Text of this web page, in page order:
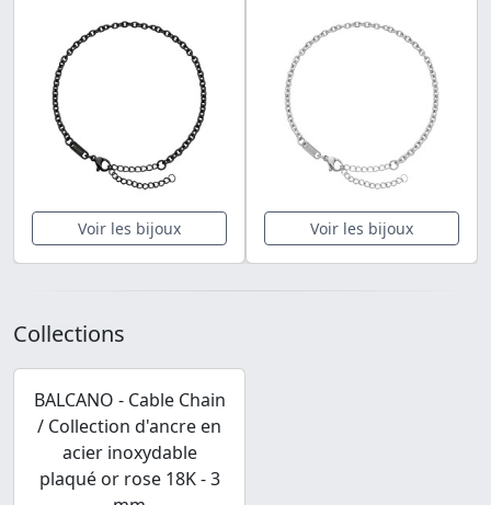
Voir les bijoux Voir les bijoux
Collections
BALCANO - Cable Chain
/ Collection d'ancre en
acier inoxydable
plaqué or rose 18K - 3